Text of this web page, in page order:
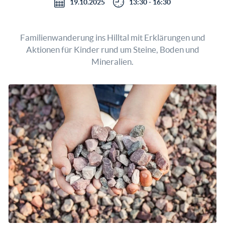
19.10.2025 13:30 - 16:30
Familienwanderung ins Hilltal mit Erklärungen und
Aktionen für Kinder rund um Steine, Boden und
Mineralien.